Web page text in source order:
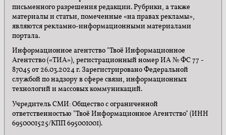
письменного разрешения редакции. Рубрики, а также
материалы и статьи, помеченные «на правах рекламы»,
являются рекламно-информационными материалами
портала.
Информационное агентство "Твоё Информационное
Агентство («ТИА»), регистрационный номер ИА № ФС 77 -
87045 от 26.03.2024 г. Зарегистрировано Федеральной
службой по надзору в сфере связи, информационных
технологий и массовых коммуникаций.
Учредитель СМИ: Общество с ограниченной
ответственностью "Твоё Информационное Агентство" (ИНН
6950001525/КПП 695001001).